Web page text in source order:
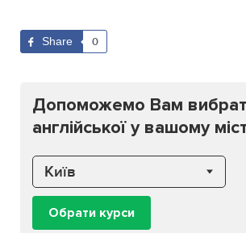
Share 0
Допоможемо Вам
англійської у вашому
Київ
Обрати курси